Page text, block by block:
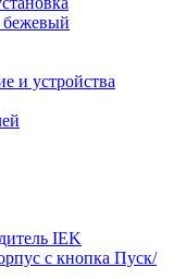
бежевый
и устройства
IEK
с кнопка Пуск/